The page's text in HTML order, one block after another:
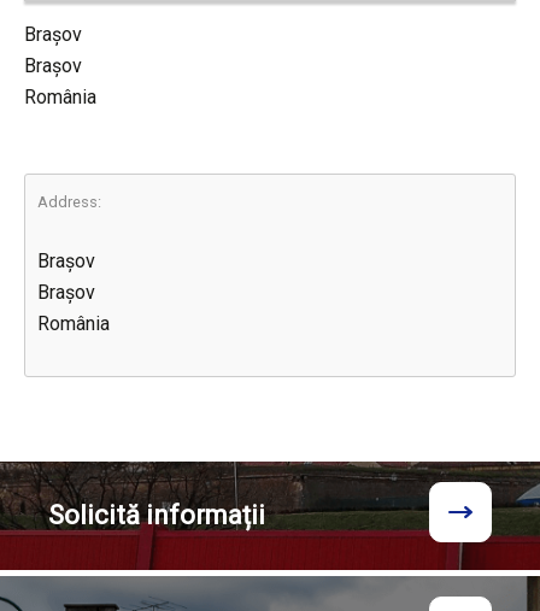
Brașov
Brașov
România
Address:
Brașov
Brașov
România
Solicităinformații